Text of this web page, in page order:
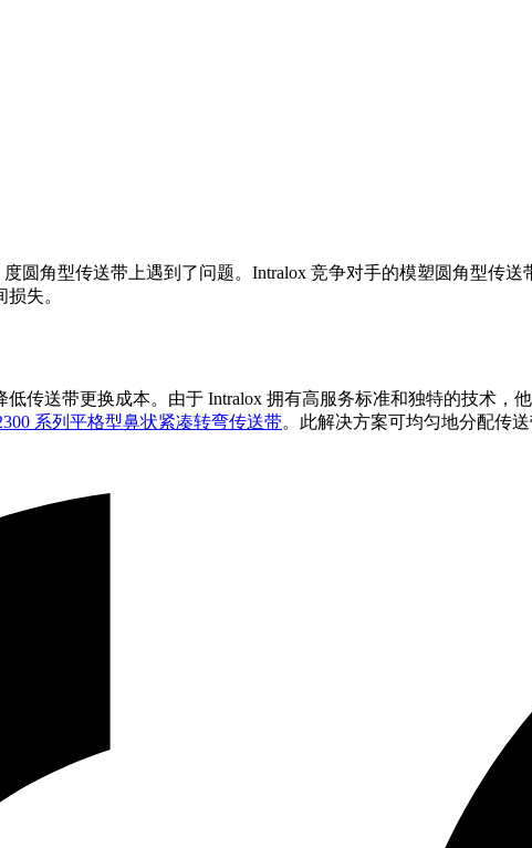
圆角型传送带上遇到了问题。Intralox 竞争对手的模塑圆角型传
失。
传送带更换成本。由于 Intralox 拥有高服务标准和独特的技术，
系列平格型鼻状紧凑转弯传送带。此解决方案可均匀地分配传